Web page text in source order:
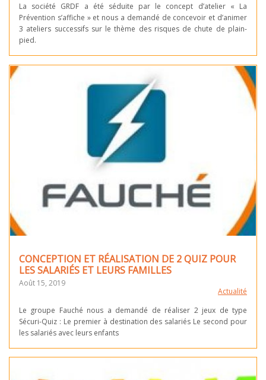
La société GRDF a été séduite par le concept d’atelier « La
Prévention s’affiche » et nous a demandé de concevoir et d’animer
3 ateliers successifs sur le thème des risques de chute de plain-
pied.
CONCEPTION ET RÉALISATION DE 2 QUIZ POUR
LES SALARIÉS ET LEURS FAMILLES
Août 15, 2019
Actualité
Le groupe Fauché nous a demandé de réaliser 2 jeux de type
Sécuri-Quiz : Le premier à destination des salariés Le second pour
les salariés avec leurs enfants